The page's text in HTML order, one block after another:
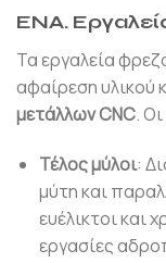
ΕΝΑ.
Τα εργαλεία
αφαίρεση υλικού
μετάλλων CNC.
Τέλος μύλοι:
μύτη και
ευέλικτοι και
εργασίες